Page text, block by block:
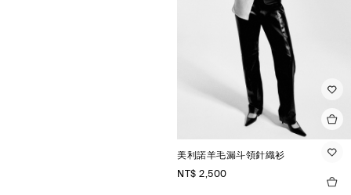
美利諾羊毛漏斗領針織衫
NT$ 2,500